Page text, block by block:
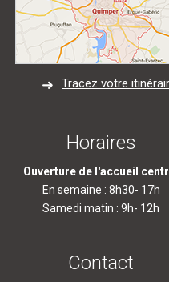
Tracez votre
Horaires
Ouverture de l'accueil
En semaine : 8h30- 17h
Samedi matin : 9h- 12h
Contact